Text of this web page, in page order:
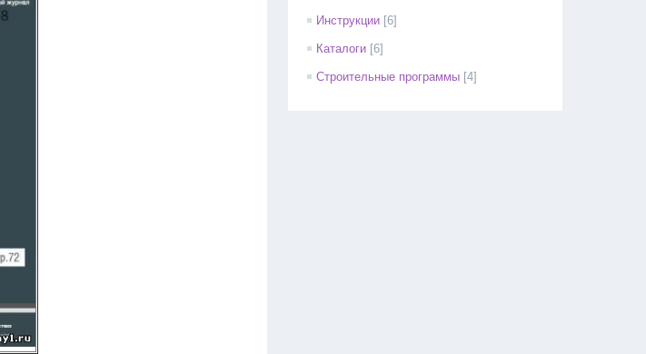
Инструкции [6]
Каталоги [6]
Строительные программы [4]